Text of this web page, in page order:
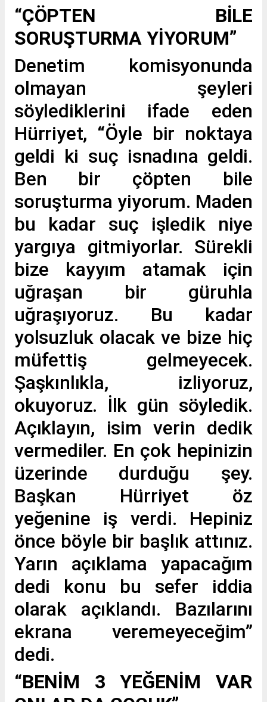
“ÇÖPTEN BİLE
SORUŞTURMA YİYORUM”
Denetim komisyonunda
olmayan şeyleri
söylediklerini ifade eden
Hürriyet, “Öyle bir noktaya
geldi ki suç isnadına geldi.
Ben bir çöpten bile
soruşturma yiyorum. Maden
bu kadar suç işledik niye
yargıya gitmiyorlar. Sürekli
bize kayyım atamak için
uğraşan bir güruhla
uğraşıyoruz. Bu kadar
yolsuzluk olacak ve bize hiç
müfettiş gelmeyecek.
Şaşkınlıkla, izliyoruz,
okuyoruz. İlk gün söyledik.
Açıklayın, isim verin dedik
vermediler. En çok hepinizin
üzerinde durduğu şey.
Başkan Hürriyet öz
yeğenine iş verdi. Hepiniz
önce böyle bir başlık attınız.
Yarın açıklama yapacağım
dedi konu bu sefer iddia
olarak açıklandı. Bazılarını
ekrana veremeyeceğim”
dedi.
“BENİM 3 YEĞENİM VAR